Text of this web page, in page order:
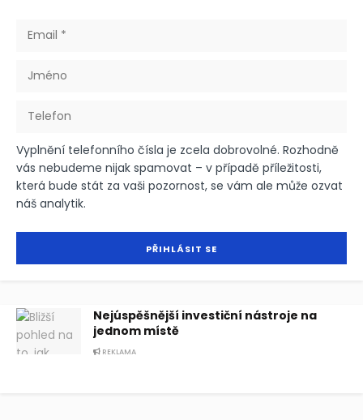
Vyplnění telefonního čísla je zcela dobrovolné. Rozhodně
vás nebudeme nijak spamovat – v případě příležitosti,
která bude stát za vaši pozornost, se vám ale může ozvat
náš analytik.
Nejúspěšnější investiční nástroje na
jednom místě
REKLAMA